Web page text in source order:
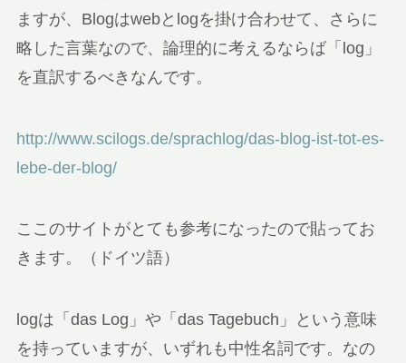
ますが、Blogはwebとlogを掛け合わせて、さらに
略した言葉なので、論理的に考えるならば「log」
を直訳するべきなんです。
http://www.scilogs.de/sprachlog/das-blog-ist-tot-es-
lebe-der-blog/
ここのサイトがとても参考になったので貼ってお
きます。（ドイツ語）
logは「das Log」や「das Tagebuch」という意味
を持っていますが、いずれも中性名詞です。なの